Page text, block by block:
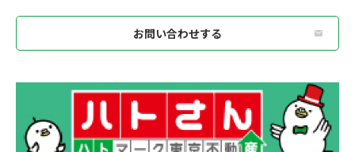
お問い合わせする